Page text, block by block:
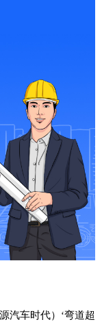
汽车时代）‘弯道超